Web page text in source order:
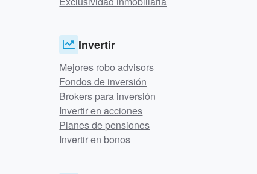
Invertir
Mejores robo advisors
Fondos de inversión
Brokers para inversión
Invertir en acciones
Planes de pensiones
Invertir en bonos